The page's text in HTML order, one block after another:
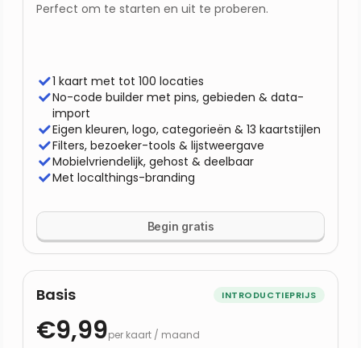
Perfect om te starten en uit te proberen.
1 kaart met tot 100 locaties
No-code builder met pins, gebieden & data-
import
Eigen kleuren, logo, categorieën & 13 kaartstijlen
Filters, bezoeker-tools & lijstweergave
Mobielvriendelijk, gehost & deelbaar
Met localthings-branding
Begin gratis
Basis INTRODUCTIEPRIJS
€9,99per kaart / maand